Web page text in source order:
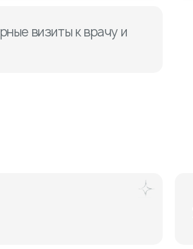
визиты к врачу и